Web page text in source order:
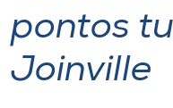
Atendimento ao
Portal de Ensino
pontos
Joinville